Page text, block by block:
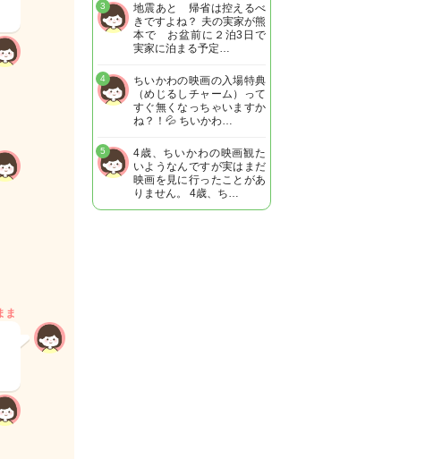
ま
地震あと 帰省は控えるべ
きですよね？ 夫の実家が熊
本で お盆前に２泊3日で
実家に泊まる予定…
3
ちいかわの映画の入場特典
（めじるしチャーム）って
すぐ無くなっちゃいますか
ね？！💦 ちいかわ…
4
4歳、ちいかわの映画観た
いようなんですが実はまだ
映画を見に行ったことがあ
りません。 4歳、ち…
5